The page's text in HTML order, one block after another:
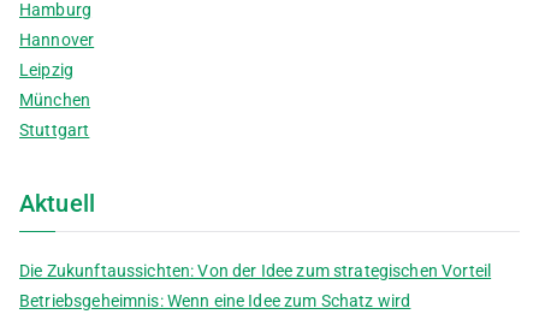
Hamburg
Hannover
Leipzig
München
Stuttgart
Aktuell
Die Zukunftaussichten: Von der Idee zum strategischen Vorteil
Betriebsgeheimnis: Wenn eine Idee zum Schatz wird